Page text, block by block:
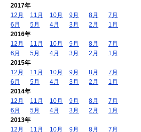
2017年
12月
11月 10月 9月 8月
7月
6月
5月 4月 3月 2月
1月
2016年
12月
11月 10月 9月 8月
7月
6月
5月 4月 3月 2月
1月
2015年
12月
11月 10月 9月 8月
7月
6月
5月 4月 3月 2月
1月
2014年
12月
11月 10月 9月 8月
7月
6月
5月 4月 3月 2月
1月
2013年
12月
11月 10月 9月 8月 7月